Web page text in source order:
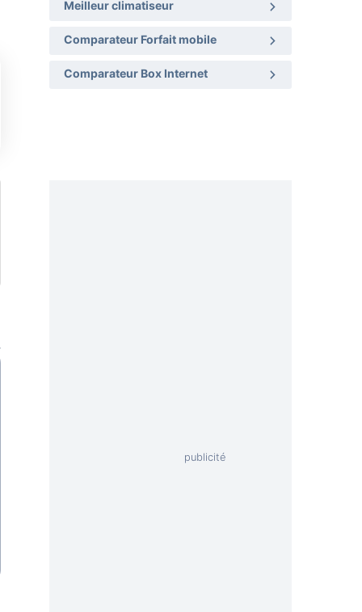
Meilleur climatiseur
Comparateur Forfait mobile
Comparateur Box Internet